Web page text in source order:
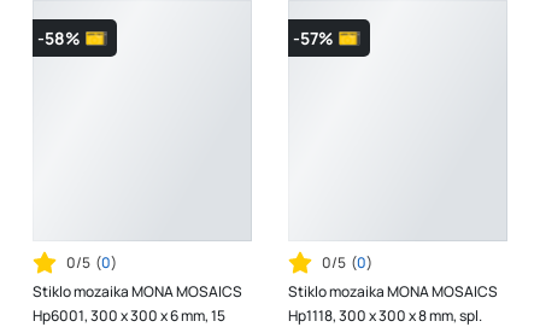
-58%
0/5 (0)
Stiklo mozaika MONA MOSAICS
Hp6001, 300 x 300 x 6 mm, 15
-57%
0/5 (0)
Stiklo mozaika MONA MOSAICS
Hp1118, 300 x 300 x 8 mm, spl.